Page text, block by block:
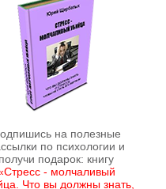
на полезные
по психологии и
получи подарок: книгу
- молчаливый
Что вы должны знать,